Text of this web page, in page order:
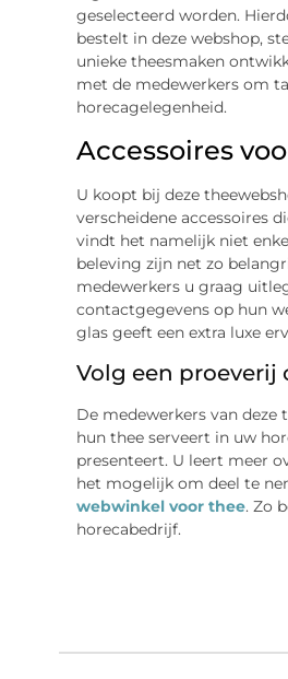
geselecteerd worden.
bestelt in deze webshop,
unieke theesmaken
met de medewerkers om
horecagelegenheid.
Accessoires
U koopt bij deze
verscheidene accessoires
vindt het namelijk niet
beleving zijn net zo
medewerkers u graag
contactgegevens op hun
glas geeft een extra luxe
Volg een proeverij
De medewerkers van deze
hun thee serveert in uw
presenteert. U leert meer
het mogelijk om deel te
webwinkel voor thee. Zo
horecabedrijf.